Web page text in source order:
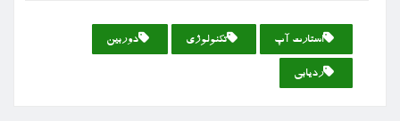
استارت آپ تكنولوژی دوربین
ردیابی